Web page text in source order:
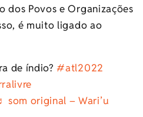
dos Povos e Organizações
é muito ligado ao
de índio? #atl2022
som original – Wari’u